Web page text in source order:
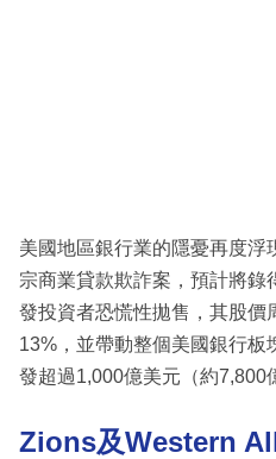
區
美國地區銀行業的隱憂再度浮
宗商業貸款欺詐案，預計將錄
發投資者恐慌性拋售，其股價
13%，並帶動整個美國銀行
發超過1,000億美元（約7,800
Zions及Western